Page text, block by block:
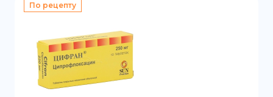
По рецепту